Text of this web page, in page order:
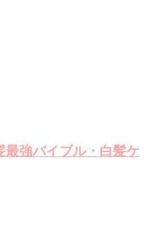
最強バイブル・白髪ケ